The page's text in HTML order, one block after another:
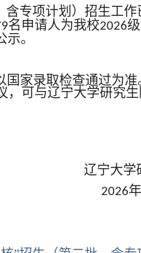
含专项计划） 招生工作
名申请人为我校2026
。
国家录取检查通过为准
，可与辽宁大学研究
辽宁大学
2026年